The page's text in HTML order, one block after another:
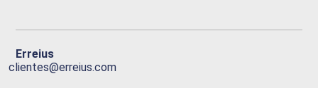
Erreius
clientes@erreius.com